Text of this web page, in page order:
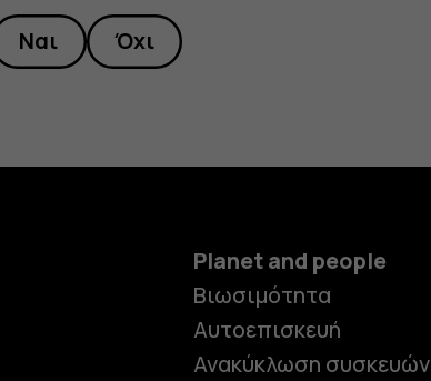
Ναι Όχι
Planet and people
Βιωσιμότητα
Αυτοεπισκευή
Ανακύκλωση συσκευών